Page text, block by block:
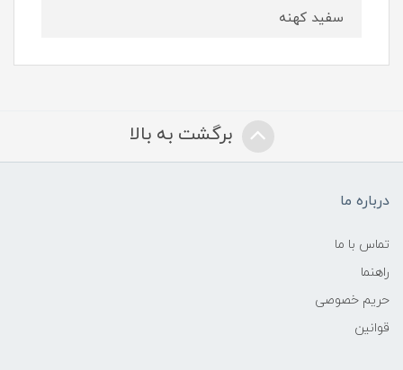
سفید کهنه
برگشت به بالا
درباره ما
تماس با ما
راهنما
حریم خصوصی
قوانین